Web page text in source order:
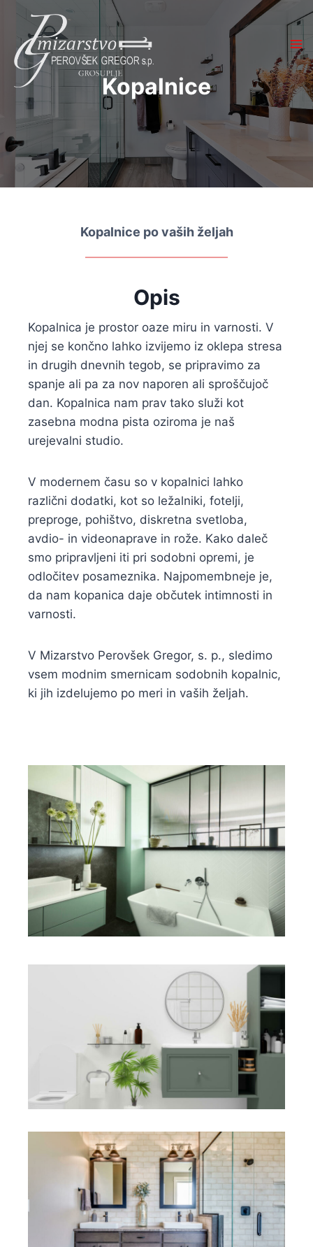
content
Kopalnice
Kopalnice po vaših željah
Opis
Kopalnica je prostor oaze miru in varnosti. V
njej se končno lahko izvijemo iz oklepa stresa
in drugih dnevnih tegob, se pripravimo za
spanje ali pa za nov naporen ali sproščujoč
dan. Kopalnica nam prav tako služi kot
zasebna modna pista oziroma je naš
urejevalni studio.
V modernem času so v kopalnici lahko
različni dodatki, kot so ležalniki, fotelji,
preproge, pohištvo, diskretna svetloba,
avdio- in videonaprave in rože. Kako daleč
smo pripravljeni iti pri sodobni opremi, je
odločitev posameznika. Najpomembneje je,
da nam kopanica daje občutek intimnosti in
varnosti.
V Mizarstvo Perovšek Gregor, s. p., sledimo
vsem modnim smernicam sodobnih kopalnic,
ki jih izdelujemo po meri in vaših željah.